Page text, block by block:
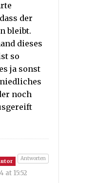
der
bleibt.
dieses
so
ja sonst
noch
at 15:52
Antworten